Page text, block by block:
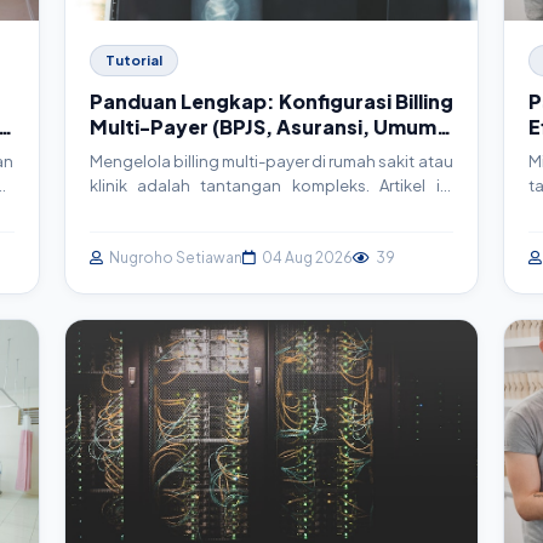
Tutorial
Panduan Lengkap: Konfigurasi Billing
Multi-Payer (BPJS, Asuransi, Umum)
di SIMRS
Mengelola billing multi-payer di rumah sakit atau
klinik adalah tantangan kompleks. Artikel ini
untuk sistem billing yang efisien, terintegrasi
Nugroho Setiawan 04 Aug 2026 39